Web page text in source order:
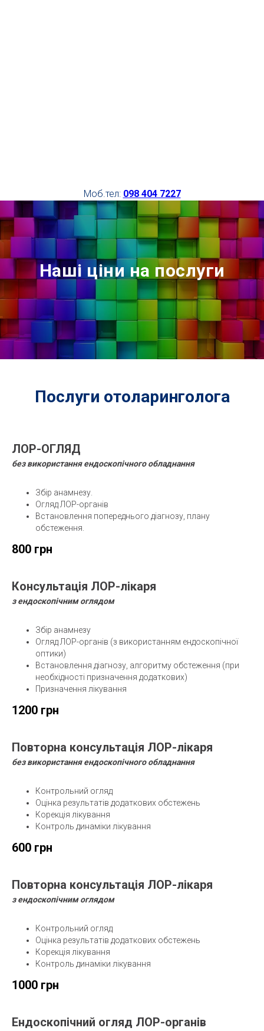
Моб.тел: 098 404 7227
Наші ціни на послуги
Послуги отоларинголога
ЛОР-ОГЛЯД
без використання ендоскопічного обладнання
Збір анамнезу.
Огляд ЛОР-органів
Встановлення попереднього діагнозу, плану
обстеження.
800 грн
Консультація ЛОР-лікаря
з ендоскопічним оглядом
Збір анамнезу
Огляд ЛОР-органів (з використанням ендоскопічної
оптики)
Встановлення діагнозу, алгоритму обстеження (при
необхідності призначення додаткових)
Призначення лікування
1200 грн
Повторна консультація ЛОР-лікаря
без використання ендоскопічного обладнання
Контрольний огляд
Оцінка результатів додаткових обстежень
Корекція лікування
Контроль динаміки лікування
600 грн
Повторна консультація ЛОР-лікаря
з ендоскопічним оглядом
Контрольний огляд
Оцінка результатів додаткових обстежень
Корекція лікування
Контроль динаміки лікування
1000 грн
Ендоскопічний огляд ЛОР-органів